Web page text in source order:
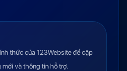
thức của 123Website để cập
và thông tin hỗ trợ.